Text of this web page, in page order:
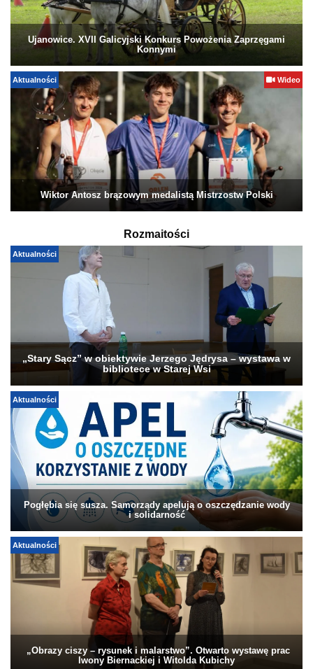
Ujanowice. XVII Galicyjski Konkurs Powożenia Zaprzęgami
Konnymi
Aktualności Wideo
Wiktor Antosz brązowym medalistą Mistrzostw Polski
Rozmaitości
Aktualności
„Stary Sącz” w obiektywie Jerzego Jędrysa – wystawa w
bibliotece w Starej Wsi
Aktualności
Pogłębia się susza. Samorządy apelują o oszczędzanie wody
i solidarność
Aktualności
„Obrazy ciszy – rysunek i malarstwo”. Otwarto wystawę prac
Iwony Biernackiej i Witolda Kubichy